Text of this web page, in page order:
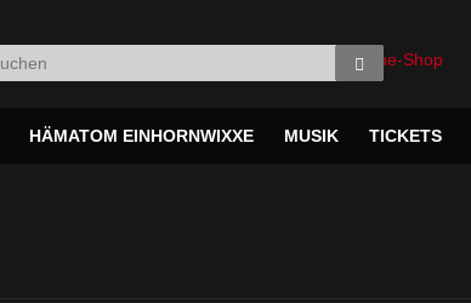
HÄMATOM EINHORNWIXXE MUSIK TICKETS